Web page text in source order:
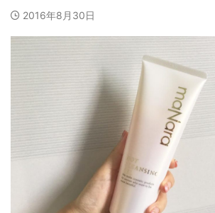
2016年8月30日